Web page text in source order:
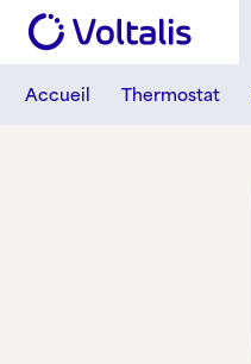
Aller au contenu
Skip to footer
Accueil Thermostat